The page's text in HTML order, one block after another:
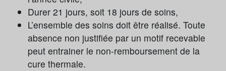
Durer 21 jours, soit 18 jours de soins,
L’ensemble des soins doit être réalisé. Toute
absence non justifiée par un motif recevable
peut entrainer le non-remboursement de la
cure thermale.